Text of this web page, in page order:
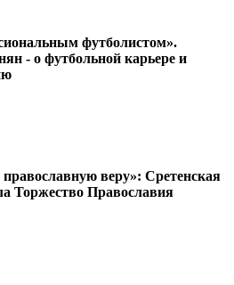
футболистом».
- о футбольной карьере и
веру»: Сретенская
Торжество Православия